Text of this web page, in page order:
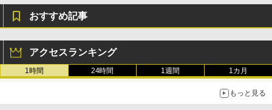
おすすめ記事
アクセスランキング
1時間 24時間 1週間 1カ月
もっと見る